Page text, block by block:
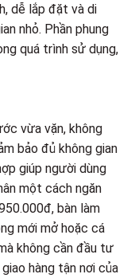
dễ lắp đặt và di
nhỏ. Phần phung
quá trình sử dụng,
vừa vặn, không
bảo đủ không gian
giúp người dùng
một cách ngăn
bàn làm
mới mở hoặc cá
không cần đầu tư
hàng tận nơi của